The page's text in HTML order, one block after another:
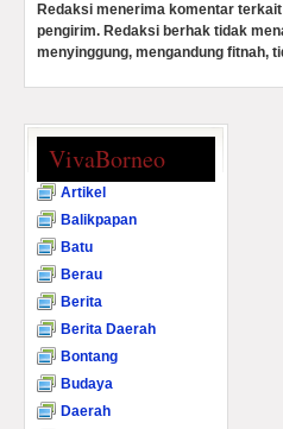
Redaksi menerima komentar
pengirim. Redaksi berhak tidak
menyinggung, mengandung fitnah,
VivaBorneo
Artikel
Balikpapan
Batu
Berau
Berita
Berita Daerah
Bontang
Budaya
Daerah